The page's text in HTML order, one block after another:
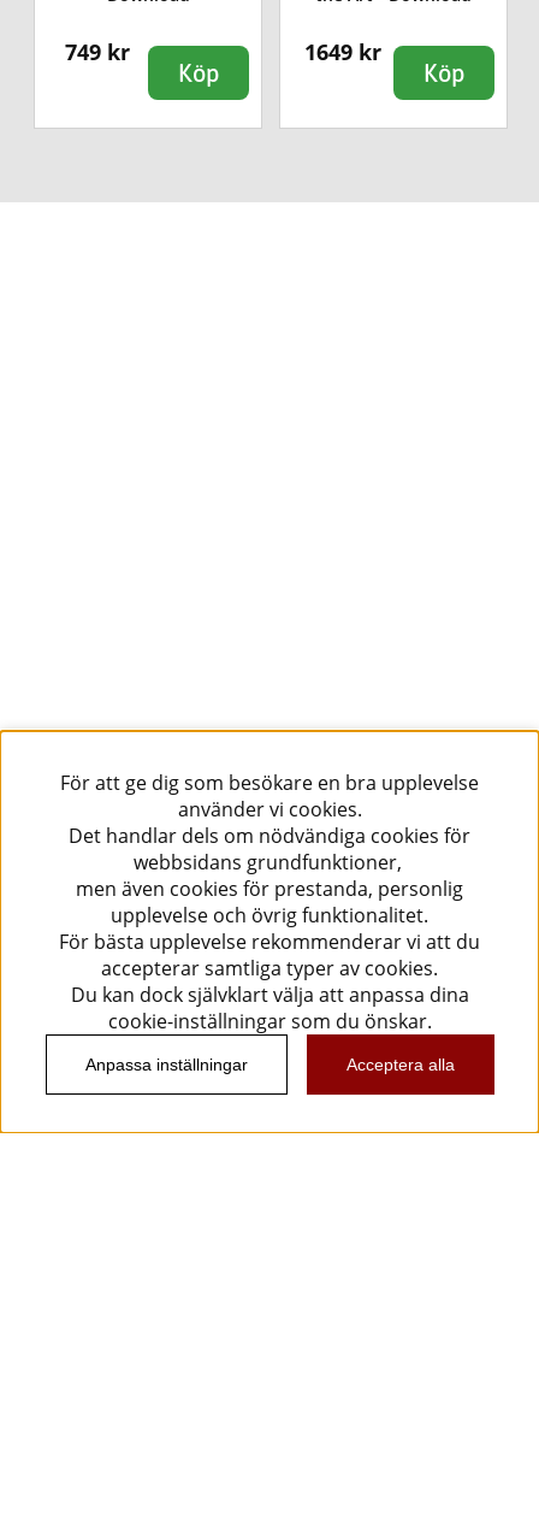
749 kr
Köp
1649 kr
Köp
För att ge dig som besökare en bra upplevelse
använder vi cookies.
Det handlar dels om nödvändiga cookies för
webbsidans grundfunktioner,
men även cookies för prestanda, personlig
upplevelse och övrig funktionalitet.
För bästa upplevelse rekommenderar vi att du
accepterar samtliga typer av cookies.
Du kan dock självklart välja att anpassa dina
cookie-inställningar som du önskar.
Anpassa inställningar Acceptera alla